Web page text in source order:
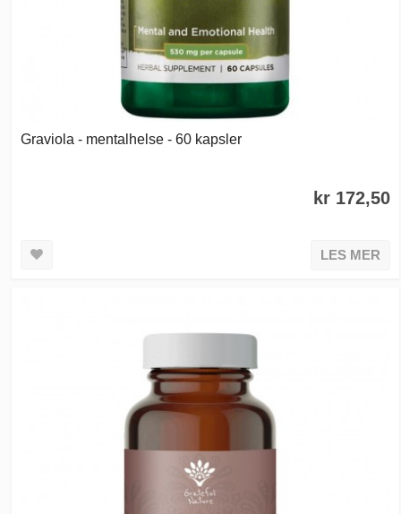
Graviola - mentalhelse - 60 kapsler
kr 172,50
LES MER